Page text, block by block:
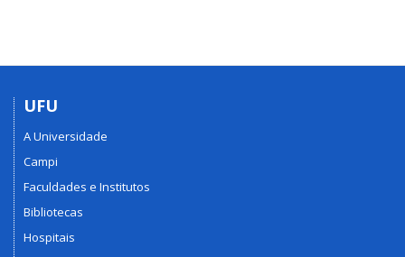
UFU
A Universidade
Campi
Faculdades e Institutos
Bibliotecas
Hospitais